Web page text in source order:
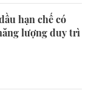
hạn chế có
lượng duy trì